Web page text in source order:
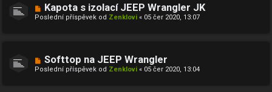
Kapota s izolací JEEP Wrangler JK
Poslední příspěvek od Zenklovi « 05 čer 2020, 13:07
Softtop na JEEP Wrangler
Poslední příspěvek od Zenklovi « 05 čer 2020, 13:04